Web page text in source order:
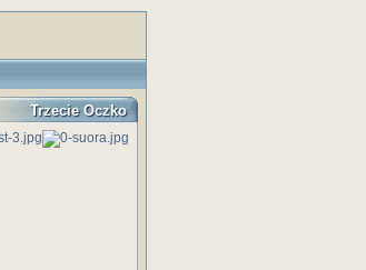
Trzecie Oczko